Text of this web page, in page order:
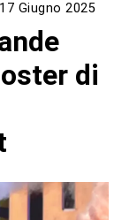
17 Giugno 2025
di